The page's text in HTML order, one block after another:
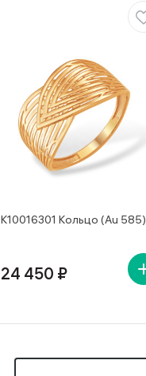
К10016301 Кольцо (Au 585)
24 450 ₽